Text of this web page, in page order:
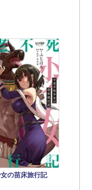
女の苗床旅行記